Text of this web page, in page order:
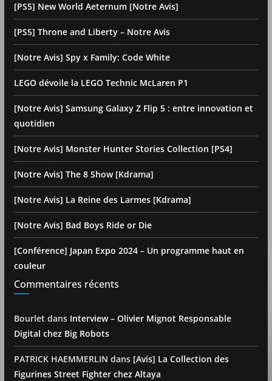
[PS5] New World Aeternum [Notre Avis]
[PS5] Throne and Liberty – Notre Avis
[Notre Avis] Spy x Family: Code White
LEGO dévoile la LEGO Technic McLaren P1
[Notre Avis] Samsung Galaxy Z Flip 5 : entre innovation et
quotidien
[Notre Avis] Monster Hunter Stories Collection [PS4]
[Notre Avis] The 8 Show [Kdrama]
[Notre Avis] La Reine des Larmes [Kdrama]
[Notre Avis] Bad Boys Ride or Die
[Conférence] Japan Expo 2024 – Un programme haut en
couleur
Commentaires récents
Bourlet dans Interview – Olivier Mignot Responsable
Digital chez Big Robots
PATRICK HAEMMERLIN dans [Avis] La Collection des
Figurines Street Fighter chez Altaya